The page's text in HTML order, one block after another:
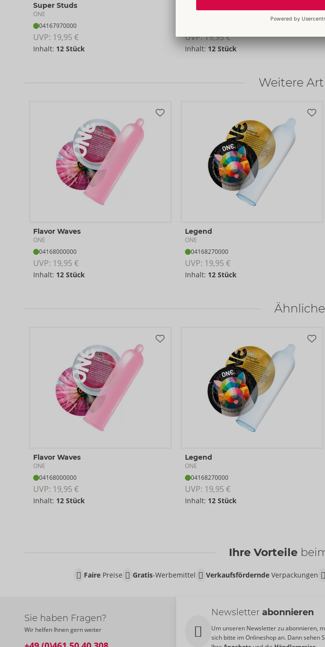
Super Studs
ONE
04167970000
UVP: 19,95 €
Inhalt: 12 Stück
UVP: 19,95 €
Inhalt:12 Stück
Weitere
Flavor Waves
ONE
04168000000
UVP: 19,95 €
Inhalt: 12 Stück
Legend
ONE
04168270000
UVP: 19,95 €
Inhalt: 12 Stück
Flavor Waves
ONE
04168000000
UVP: 19,95 €
Inhalt: 12 Stück
Legend
ONE
04168270000
UVP: 19,95 €
Inhalt: 12 Stück
Ihre Vorteile
FairePreise Gratis-Werbemittel VerkaufsförderndeVerpackungen
Sie haben Fragen?
Wir helfen Ihnen gern weiter
Newsletter abonnieren
Um unseren Newsletter zu abonnieren,
sich bitte im Onlineshop an. Dann sehen